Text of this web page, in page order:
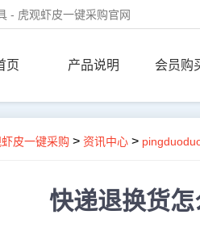
- 虎观虾皮一键采购官网
页 产品说明 会员购
皮一键采购 > 资讯中心 >
快递退换货